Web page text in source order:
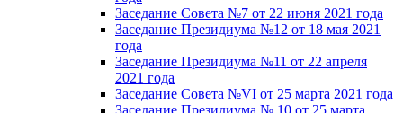
Заседание Совета №7 от 22 июня 2021 года
Заседание Президиума №12 от 18 мая 2021
года
Заседание Президиума №11 от 22 апреля
2021 года
Заседание Совета №VI от 25 марта 2021 года
Заседание Президиума № 10 от 25 марта